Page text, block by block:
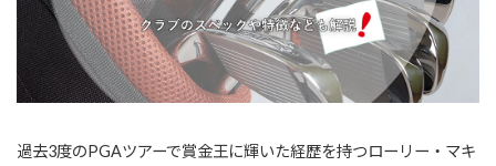
過去3度のPGAツアーで賞金王に輝いた経歴を持つローリー・マキ